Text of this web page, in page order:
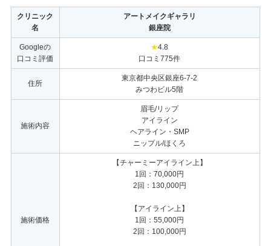
クリニック
名
アートメイクギャラリ
銀座院
Googleの
口コミ評価
★4.8
口コミ775件
住所
東京都中央区銀座6-7-2
みつわビル5階
施術内容
眉毛/リップ
アイライン
ヘアライン・SMP
ニップル/ほくろ
施術価格
【チャーミーアイライン上】
1回：70,000円
2回：130,000円
【アイライン上】
1回：55,000円
2回：100,000円